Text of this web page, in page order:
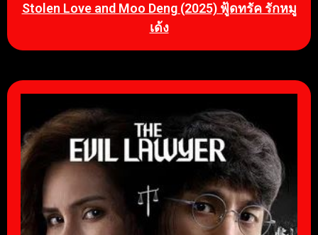
Stolen Love and Moo Deng (2025) ฟู้ดทรัค รักหมู
เด้ง